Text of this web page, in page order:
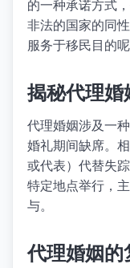
的一种承诺方式
非法的国家的同
服务于移民目的
揭秘代理婚
代理婚姻涉及一
婚礼期间缺席。
或代表）代替失
特定地点举行，
与。
代理婚姻的